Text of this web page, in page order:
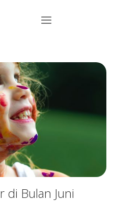
di Bulan Juni